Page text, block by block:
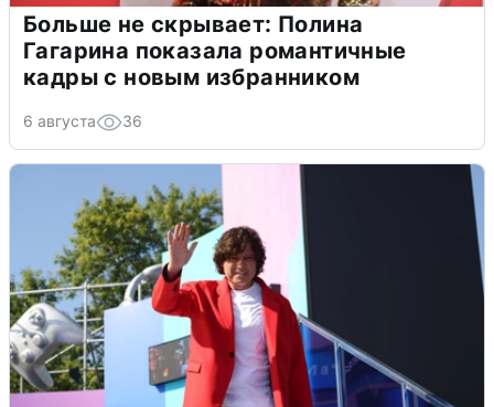
Больше не скрывает: Полина
Гагарина показала романтичные
кадры с новым избранником
6 августа 36